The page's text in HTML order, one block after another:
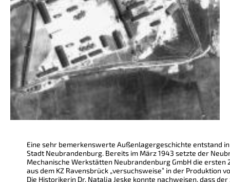
Eine sehr bemerkenswerte Außenlagergeschichte entstand
Stadt Neubrandenburg. Bereits im März 1943 setzte der
Mechanische Werkstätten Neubrandenburg GmbH die ersten
aus dem KZ Ravensbrück „versuchsweise“ in der Produktion
Die Historikerin Dr. Natalja Jeske konnte nachweisen, dass